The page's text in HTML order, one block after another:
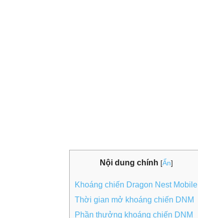
Nội dung chính [Ẩn]
Khoáng chiến Dragon Nest Mobile
Thời gian mở khoáng chiến DNM
Phần thưởng khoáng chiến DNM